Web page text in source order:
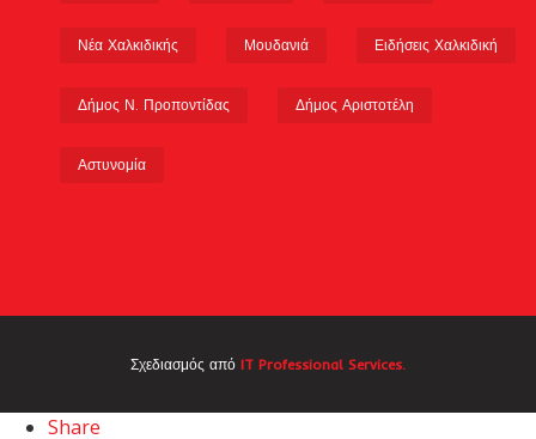
Νέα Χαλκιδικής Μουδανιά Ειδήσεις Χαλκιδική
Δήμος Ν. Προποντίδας Δήμος Αριστοτέλη
Αστυνομία
Σχεδιασμός από IT Professional Services.
Share